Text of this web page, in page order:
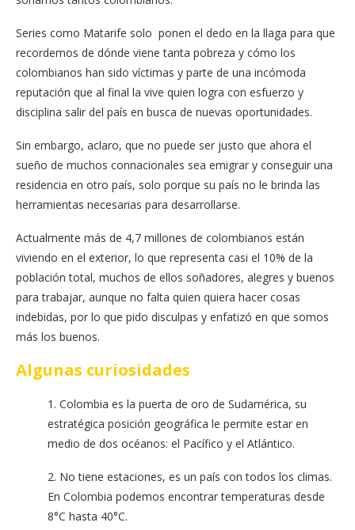
Series como Matarife solo ponen el dedo en la llaga para que
recordemos de dónde viene tanta pobreza y cómo los
colombianos han sido víctimas y parte de una incómoda
reputación que al final la vive quien logra con esfuerzo y
disciplina salir del país en busca de nuevas oportunidades.
Sin embargo, aclaro, que no puede ser justo que ahora el
sueño de muchos connacionales sea emigrar y conseguir una
residencia en otro país, solo porque su país no le brinda las
herramientas necesarias para desarrollarse.
Actualmente más de 4,7 millones de colombianos están
viviendo en el exterior, lo que representa casi el 10% de la
población total, muchos de ellos soñadores, alegres y buenos
para trabajar, aunque no falta quien quiera hacer cosas
indebidas, por lo que pido disculpas y enfatizó en que somos
más los buenos.
Algunas curiosidades
1. Colombia es la puerta de oro de Sudamérica, su
estratégica posición geográfica le permite estar en
medio de dos océanos: el Pacífico y el Atlántico.
2. No tiene estaciones, es un país con todos los climas.
En Colombia podemos encontrar temperaturas desde
8°C hasta 40°C.